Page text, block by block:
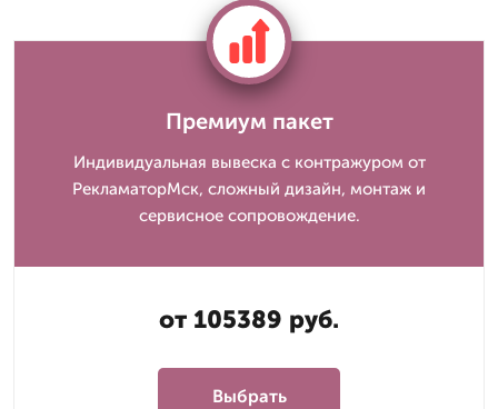
Премиум пакет
Индивидуальная вывеска с контражуром от
РекламаторМск, сложный дизайн, монтаж и
сервисное сопровождение.
от 105389 руб.
Выбрать